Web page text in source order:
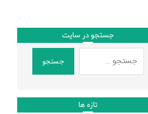
جستجو در سایت
جستجو
تازه ها